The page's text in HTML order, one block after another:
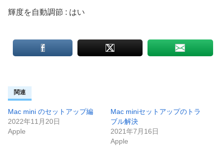
輝度を自動調節 : はい
関連
Mac mini のセットアップ編
2022年11月20日
Apple
Mac miniセットアップのトラ
ブル解決
2021年7月16日
Apple